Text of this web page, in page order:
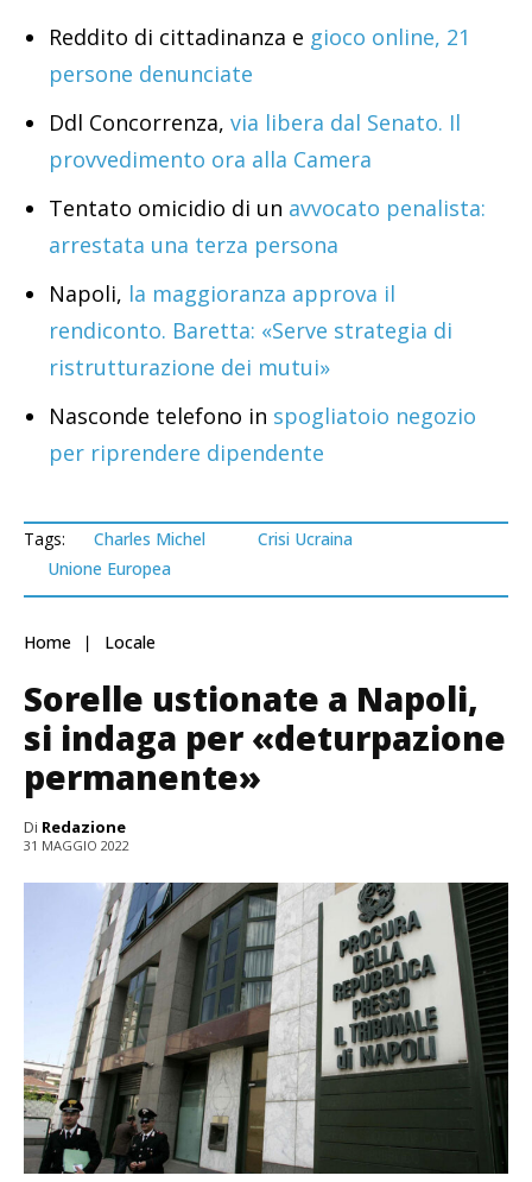
Reddito di cittadinanza e gioco online, 21
persone denunciate
Ddl Concorrenza, via libera dal Senato. Il
provvedimento ora alla Camera
Tentato omicidio di un avvocato penalista:
arrestata una terza persona
Napoli, la maggioranza approva il
rendiconto. Baretta: «Serve strategia di
ristrutturazione dei mutui»
Nasconde telefono in spogliatoio negozio
per riprendere dipendente
Tags: Charles Michel
Crisi Ucraina
Unione Europea
Home Locale
Sorelle ustionate a Napoli,
si indaga per «deturpazione
permanente»
Di Redazione
31 MAGGIO 2022